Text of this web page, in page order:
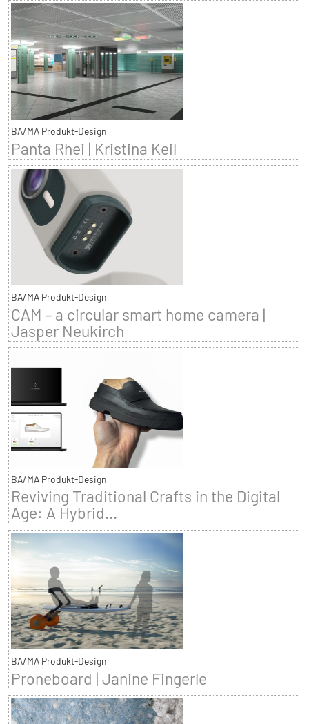
BA/MA Produkt-Design
Panta Rhei | Kristina Keil
BA/MA Produkt-Design
CAM – a circular smart home camera |
Jasper Neukirch
BA/MA Produkt-Design
Reviving Traditional Crafts in the Digital
Age: A Hybrid...
BA/MA Produkt-Design
Proneboard | Janine Fingerle